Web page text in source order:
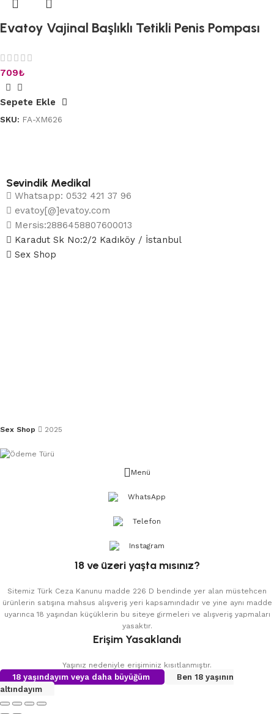
Evatoy Vajinal Başlıklı Tetikli Penis Pompası
709₺
Sepete Ekle
SKU: FA-XM626
Sevindik Medikal
Whatsapp: 0532 421 37 96
evatoy[@]evatoy.com
Mersis:2886458807600013
Karadut Sk No:2/2 Kadıköy / İstanbul
Sex Shop
Sex Shop 2025
Menü
WhatsApp
Telefon
Instagram
18 ve üzeri yaşta mısınız?
Sitemiz Türk Ceza Kanunu madde 226 D bendinde yer alan müstehcen
ürünlerin satışına mahsus alışveriş yeri kapsamındadır ve yine aynı madde
uyarınca 18 yaşından küçüklerin bu siteye girmeleri ve alışveriş yapmaları
yasaktır.
Erişim Yasaklandı
Yaşınız nedeniyle erişiminiz kısıtlanmıştır.
18 yaşındayım veya daha büyüğüm
Ben 18 yaşının
altındayım